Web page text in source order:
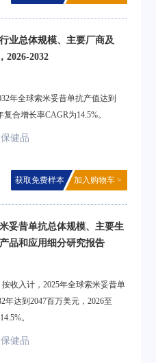
业总体规模、主要厂商及
2026-2032
年全球索米妥昔单抗产值达到
合增长率CAGR为14.5%。
健品
获取免费样本 加入购物车 >
妥昔单抗总体规模、主要生
品和应用细分研究报告
按收入计，2025年全球索米妥昔单
年达到2047百万美元，2026至
。
健品